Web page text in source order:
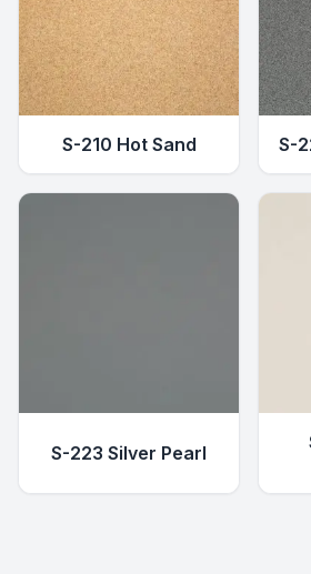
S-210 Hot Sand S-
S-223 Silver Pearl